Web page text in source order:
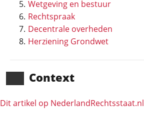
Wetgeving en bestuur
Rechtspraak
Decentrale overheden
Herziening Grondwet
Context
Dit artikel op NederlandRechts­staat.nl